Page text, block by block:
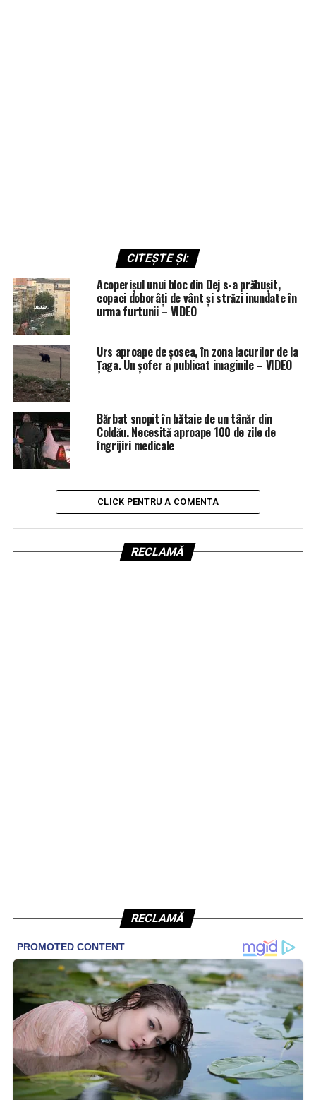
CITEȘTE ȘI:
Acoperișul unui bloc din Dej s-a prăbușit,
copaci doborâți de vânt și străzi inundate în
urma furtunii – VIDEO
Urs aproape de șosea, în zona lacurilor de la
Țaga. Un șofer a publicat imaginile – VIDEO
Bărbat snopit în bătaie de un tânăr din
Coldău. Necesită aproape 100 de zile de
îngrijiri medicale
CLICK PENTRU A COMENTA
RECLAMĂ
RECLAMĂ